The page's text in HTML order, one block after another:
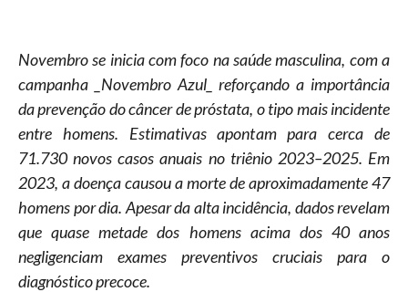
Novembro se inicia com foco na saúde masculina, com a
campanha _Novembro Azul_ reforçando a importância
da prevenção do câncer de próstata, o tipo mais incidente
entre homens. Estimativas apontam para cerca de
71.730 novos casos anuais no triênio 2023–2025. Em
2023, a doença causou a morte de aproximadamente 47
homens por dia. Apesar da alta incidência, dados revelam
que quase metade dos homens acima dos 40 anos
negligenciam exames preventivos cruciais para o
diagnóstico precoce.